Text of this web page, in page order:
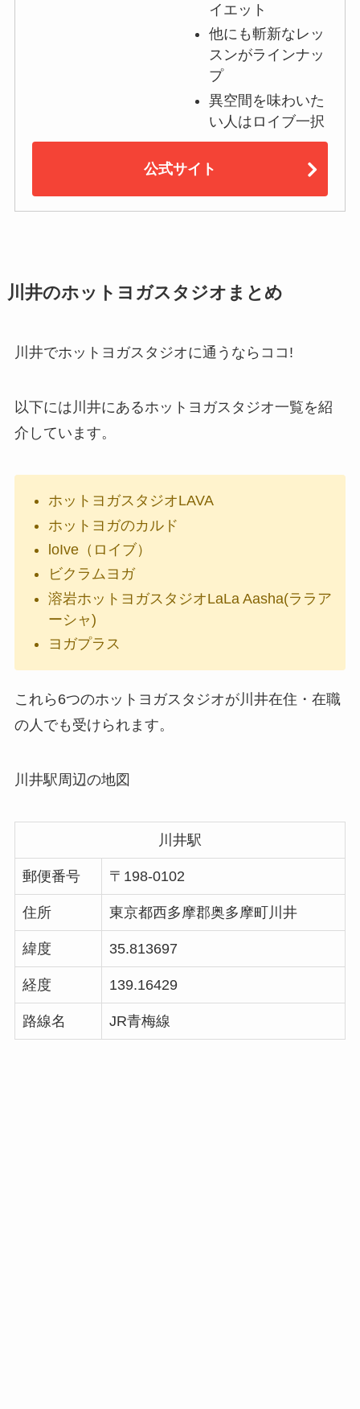
イエット
他にも斬新なレッ
スンがラインナッ
プ
異空間を味わいた
い人はロイブ一択
公式サイト
川井のホットヨガスタジオまとめ
川井でホットヨガスタジオに通うならココ!
以下には川井にあるホットヨガスタジオ一覧を紹
介しています。
ホットヨガスタジオLAVA
ホットヨガのカルド
loIve（ロイブ）
ビクラムヨガ
溶岩ホットヨガスタジオLaLa Aasha(ララア
ーシャ)
ヨガプラス
これら6つのホットヨガスタジオが川井在住・在職
の人でも受けられます。
川井駅周辺の地図
川井駅
郵便番号 〒198-0102
住所 東京都西多摩郡奥多摩町川井
緯度 35.813697
経度 139.16429
路線名 JR青梅線